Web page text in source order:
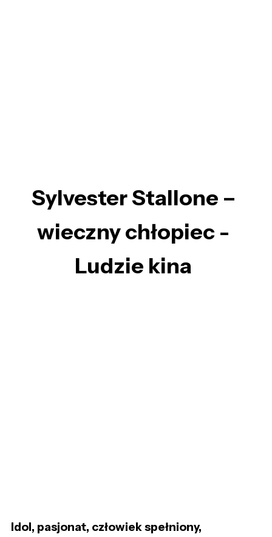
Sylvester Stallone –
wieczny chłopiec -
Ludzie kina
Idol, pasjonat, człowiek spełniony,